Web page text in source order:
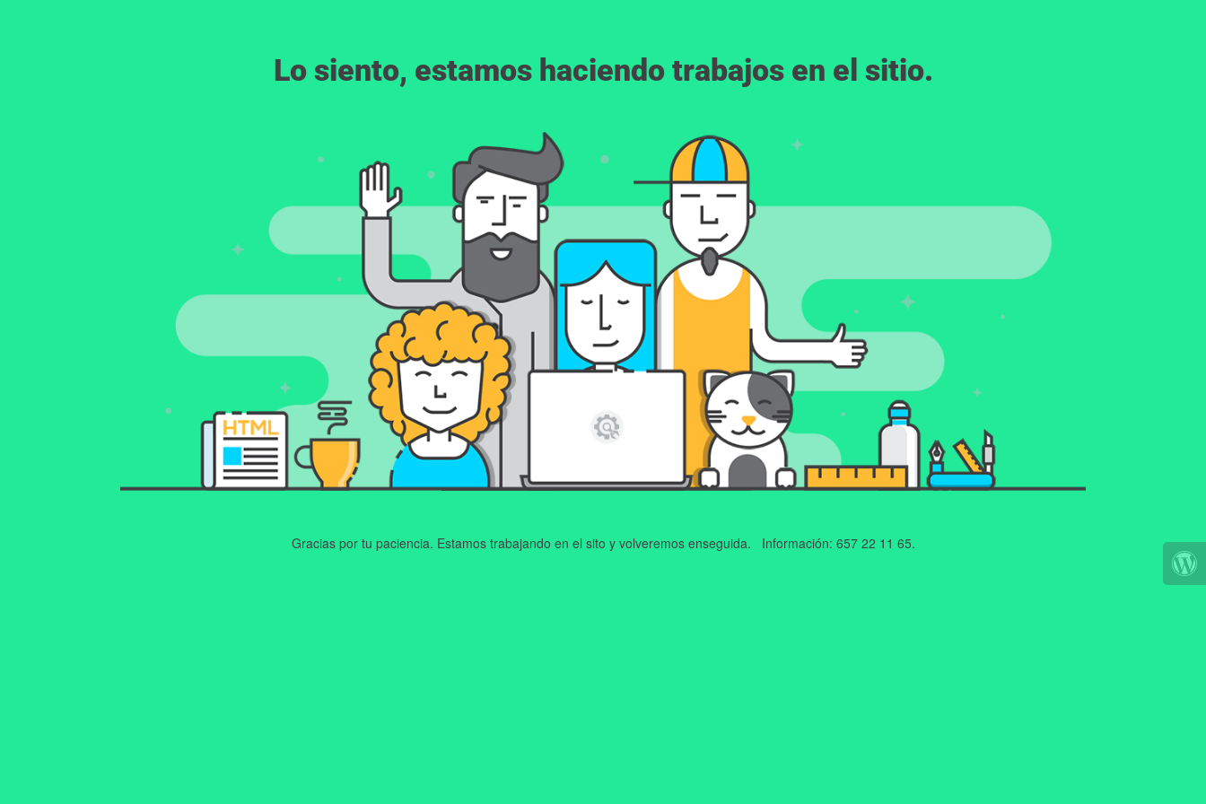
Lo siento, estamos haciendo trabajos en el sitio.
Gracias por tu paciencia. Estamos trabajando en el sito y volveremos enseguida. Información: 657 22 11 65.